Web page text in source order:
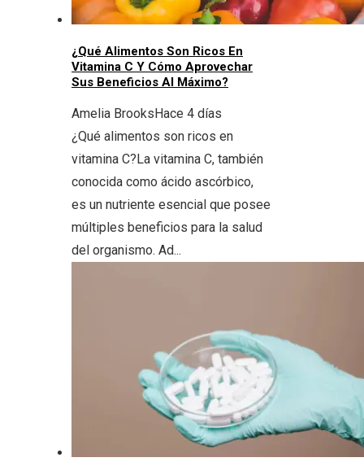
¿Qué Alimentos Son Ricos En
Vitamina C Y Cómo Aprovechar
Sus Beneficios Al Máximo?
Amelia BrooksHace 4 días
¿Qué alimentos son ricos en
vitamina C?La vitamina C, también
conocida como ácido ascórbico,
es un nutriente esencial que posee
múltiples beneficios para la salud
del organismo. Ad...